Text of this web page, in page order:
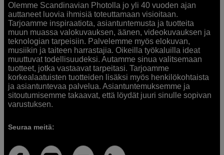
Olemme Scandinavian Photolla jo yli 40 vuoden ajan
auttaneet luovia ihmisiä toteuttamaan visioitaan.
Tarjoamme inspiraatiota, asiantuntemusta ja tuotteita
muun muassa valokuvauksen, äänen, videokuvauksen ja
teknologian tarpeisiin. Palvelemme myös elokuvan,
musiikin ja taiteen harrastajia. Oikeilla työkaluilla ideat
muuttuvat todellisuudeksi. Autamme sinua valitsemaan
tuotteet, jotka vastaavat tarpeitasi. Tarjoamme
korkealaatuisten tuotteiden lisäksi myös henkilökohtaista
ja asiantuntevaa palvelua. Asiantuntemuksemme ja
sitoutumisemme takaavat, että löydät juuri sinulle sopivan
varustuksen.
Seuraa meitä: